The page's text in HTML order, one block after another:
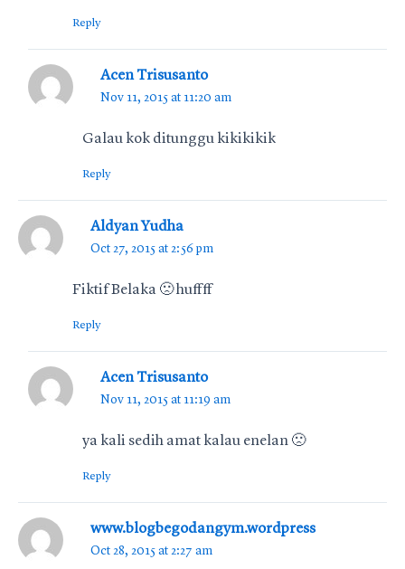
Reply
Acen Trisusanto
Nov 11, 2015 at 11:20 am
Galau kok ditunggu kikikikik
Reply
Aldyan Yudha
Oct 27, 2015 at 2:56 pm
Fiktif Belaka 🙁 huffff
Reply
Acen Trisusanto
Nov 11, 2015 at 11:19 am
ya kali sedih amat kalau enelan 🙁
Reply
www.blogbegodangym.wordpress
Oct 28, 2015 at 2:27 am